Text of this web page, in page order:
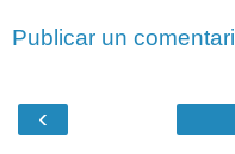
Publicar un
‹